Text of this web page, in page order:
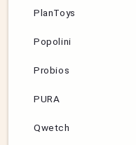
PlanToys
Popolini
Probios
PURA
Qwetch